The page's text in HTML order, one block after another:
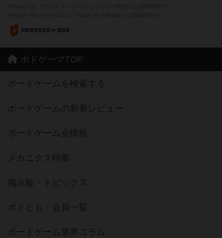
ボドゲーマTOP
ボードゲームを検索する
ボードゲームの新着レビュー
ボードゲーム会情報
メカニクス特集
掲示板・トピックス
ボドとも・会員一覧
ボードゲーム業界コラム